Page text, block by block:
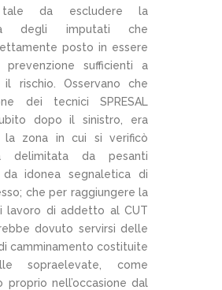
tale da escludere la
degli imputati che
posto in essere
sufficienti a
il rischio. Osservano che
dei tecnici SPRESAL
dopo il sinistro, era
la zona in cui si verificò
delimitata da pesanti
idonea segnaletica di
che per raggiungere la
lavoro di addetto al CUT
dovuto servirsi delle
camminamento costituite
sopraelevate, come
nell’occasione dal